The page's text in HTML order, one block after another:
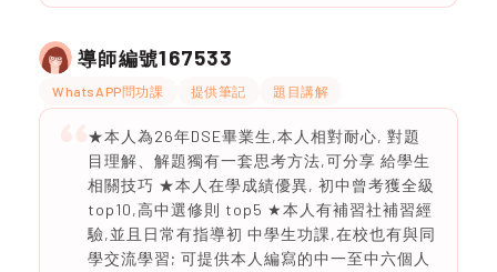
導師編號167533
WhatsAPP問功課 提供筆記 題目講解
★本人為26年DSE畢業生,本人相對耐心, 對題
目理解、解題獨有一套思考方法,可分享 給學生
相關技巧 ★本人在學成績優異, 初中曾考獲全級
top10,高中選修則 top5 ★本人有補習社補習經
驗,並且日常有指導初 中學生功課,在校也有與同
學交流學習; 可提供本人編寫的中一至中六個人